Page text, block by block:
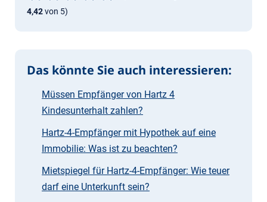
4,42von 5)
Das könnte Sie auch interessieren:
Müssen Empfänger von Hartz 4
Kindesunterhalt zahlen?
Hartz-4-Empfänger mit Hypothek auf eine
Immobilie: Was ist zu beachten?
Mietspiegel für Hartz-4-Empfänger: Wie teuer
darf eine Unterkunft sein?